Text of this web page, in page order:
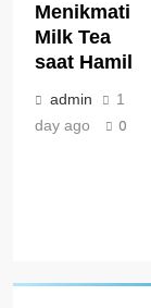
Menikmati
Milk Tea
saat Hamil
admin
1
day ago
0